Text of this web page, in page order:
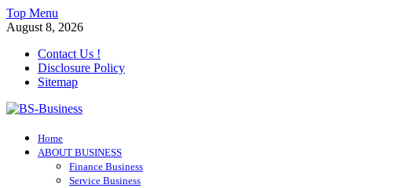
Skip
to
Top Menu
August 8, 2026
Contact Us !
Disclosure Policy
Sitemap
BS-Business
Business Analyst
Home
ABOUT BUSINESS
Finance Business
Service Business